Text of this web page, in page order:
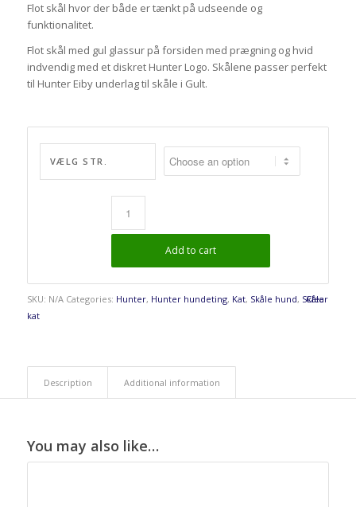
Flot skål hvor der både er tænkt på udseende og
funktionalitet.
Flot skål med gul glassur på forsiden med prægning og hvid
indvendig med et diskret Hunter Logo. Skålene passer perfekt
til Hunter Eiby underlag til skåle i Gult.
VÆLG STR.
Clear
Add to cart
SKU: N/A Categories: Hunter, Hunter hundeting, Kat, Skåle hund, Skåle
kat
Description Additional information
You may also like…